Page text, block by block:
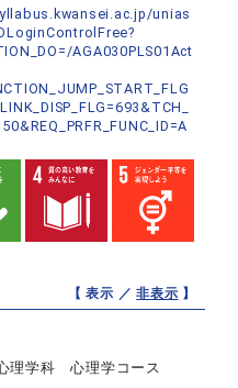
unias
AGA030PLS01Act
【 表示 ／非表示 】
理学科 心理学コース